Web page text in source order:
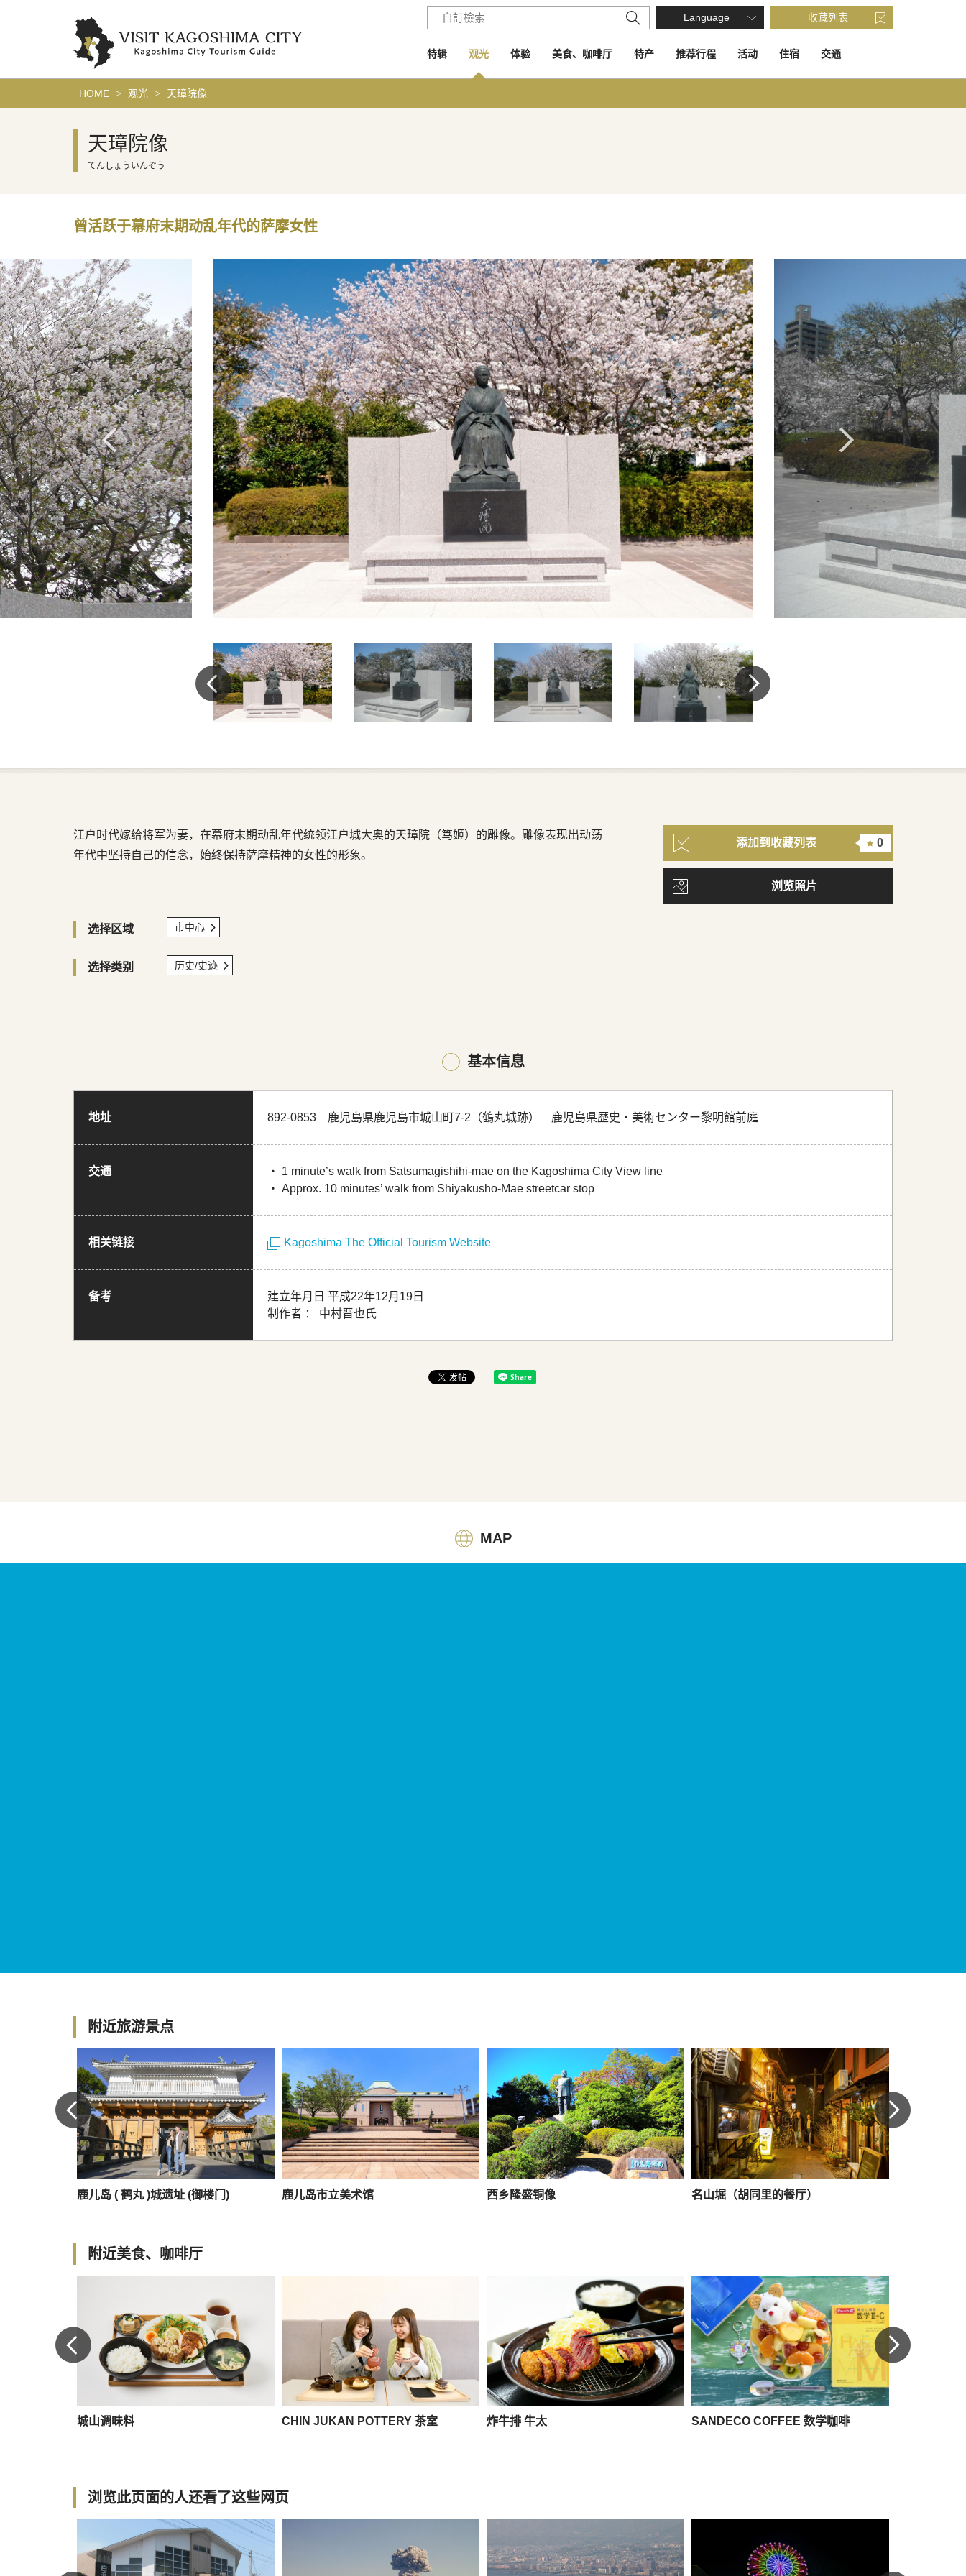
Language 收藏列表
特辑 观光 体验 美食、咖啡厅 特产 推荐行程 活动 住宿 交通
HOME 观光 天璋院像
天璋院像
てんしょういんぞう
曾活跃于幕府末期动乱年代的萨摩女性
江户时代嫁给将军为妻，在幕府末期动乱年代统领江户城大奥的天璋院（笃姬）的雕像。雕像表现出动荡
年代中坚持自己的信念，始终保持萨摩精神的女性的形象。
选择区域 市中心
选择类别 历史/史迹
添加到收藏列表 0
浏览照片
基本信息
地址 892-0853 鹿児島県鹿児島市城山町7-2（鶴丸城跡） 鹿児島県歴史・美術センター黎明館前庭
交通
・ 1 minute’s walk from Satsumagishihi-mae on the Kagoshima City View line
・ Approx. 10 minutes’ walk from Shiyakusho-Mae streetcar stop
相关链接 Kagoshima The Official Tourism Website
备考
建立年月日 平成22年12月19日
制作者 ： 中村晋也氏
MAP
附近旅游景点
鹿儿岛 ( 鹤丸 )城遗址 (御楼门) 鹿儿岛市立美术馆 西乡隆盛铜像 名山堀（胡同里的餐厅）
附近美食、咖啡厅
城山调味料 CHIN JUKAN POTTERY 茶室 炸牛排 牛太 SANDECO COFFEE 数学咖啡
浏览此页面的人还看了这些网页